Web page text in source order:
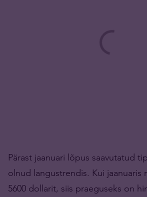
Pärast jaanuari lõpus saavutatud
olnud langustrendis. Kui jaanuaris
5600 dollarit, siis praeguseks on